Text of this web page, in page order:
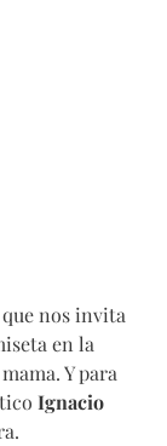
nos invita
en la
Y para
Ignacio